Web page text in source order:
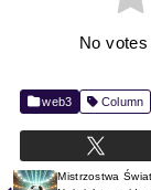
No
web3 Column
Mistrzostwa